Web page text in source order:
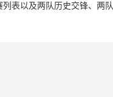
表以及两队历史交锋、两队